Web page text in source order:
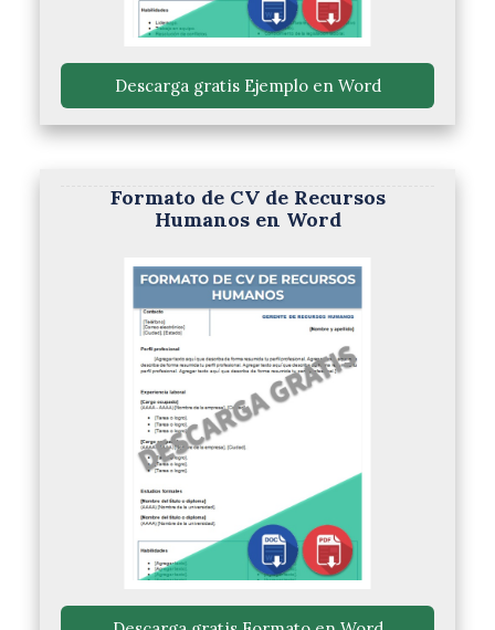
Descarga gratis Ejemplo en Word
Formato de CV de Recursos
Humanos en Word